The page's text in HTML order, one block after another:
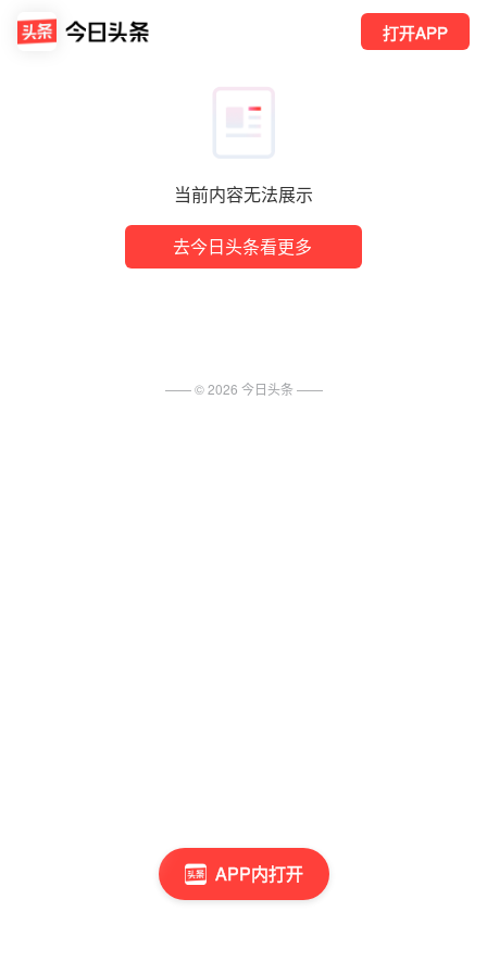
当前内容无法展示
去今日头条看更多
打开APP
APP内打开
—— ©2026 今日头条 ——